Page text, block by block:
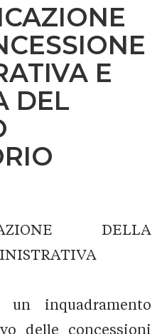
E
DEL
DELLA
inquadramento
delle concessioni